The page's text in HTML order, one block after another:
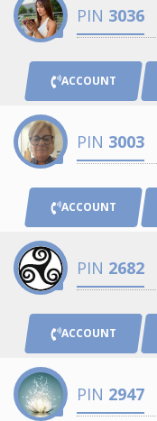
PIN 3036
ACCOUNT
PIN 3003
ACCOUNT
PIN 2682
ACCOUNT
PIN 2947